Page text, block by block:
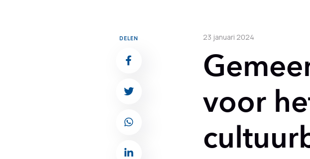
DELEN 23 januari 2024
voor